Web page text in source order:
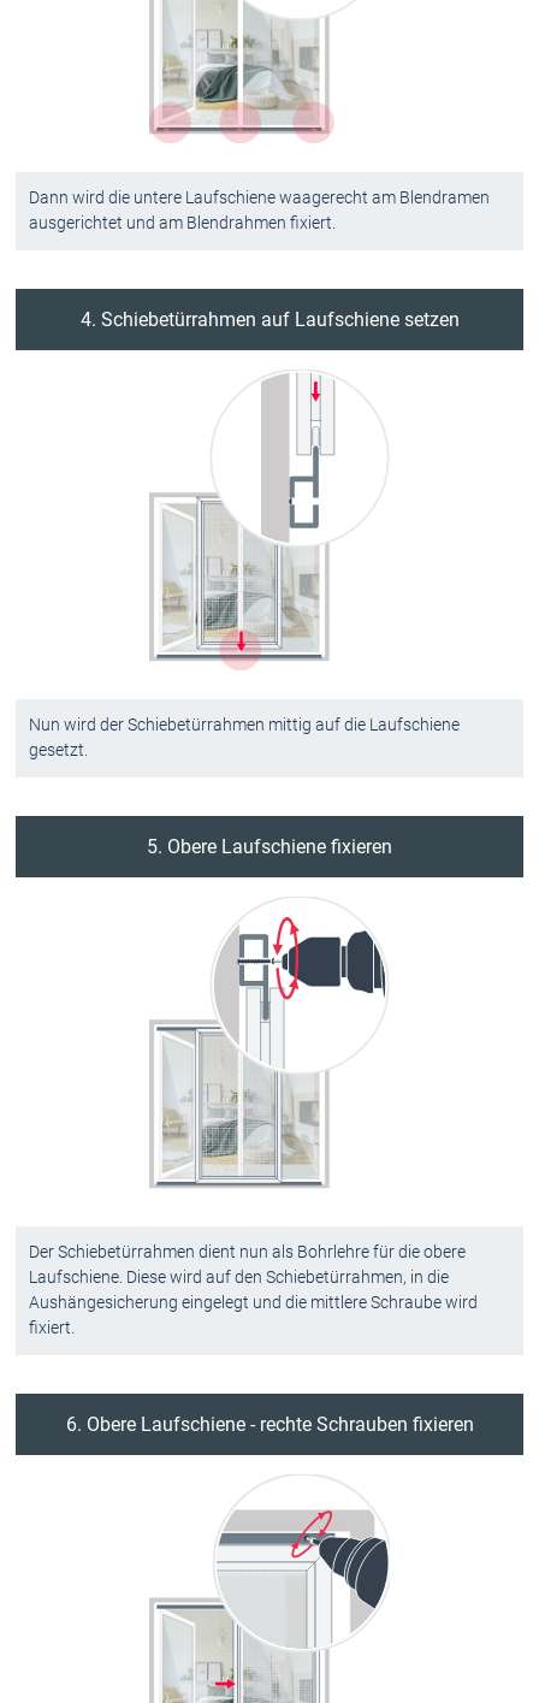
Dann wird die untere Laufschiene waagerecht am Blendramen
ausgerichtet und am Blendrahmen fixiert.
4. Schiebetürrahmen auf Laufschiene setzen
Nun wird der Schiebetürrahmen mittig auf die Laufschiene
gesetzt.
5. Obere Laufschiene fixieren
Der Schiebetürrahmen dient nun als Bohrlehre für die obere
Laufschiene. Diese wird auf den Schiebetürrahmen, in die
Aushängesicherung eingelegt und die mittlere Schraube wird
fixiert.
6. Obere Laufschiene - rechte Schrauben fixieren